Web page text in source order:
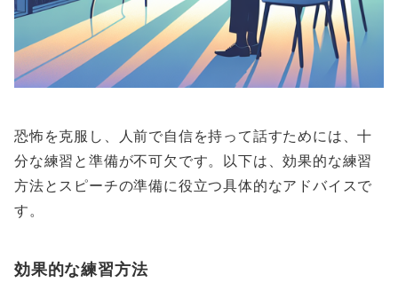
恐怖を克服し、人前で自信を持って話すためには、十
分な練習と準備が不可欠です。以下は、効果的な練習
方法とスピーチの準備に役立つ具体的なアドバイスで
す。
効果的な練習方法